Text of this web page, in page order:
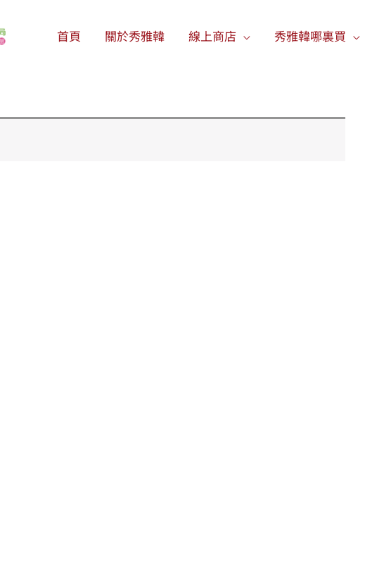
首頁 關於秀雅韓 線上商店 秀雅韓哪裏買​